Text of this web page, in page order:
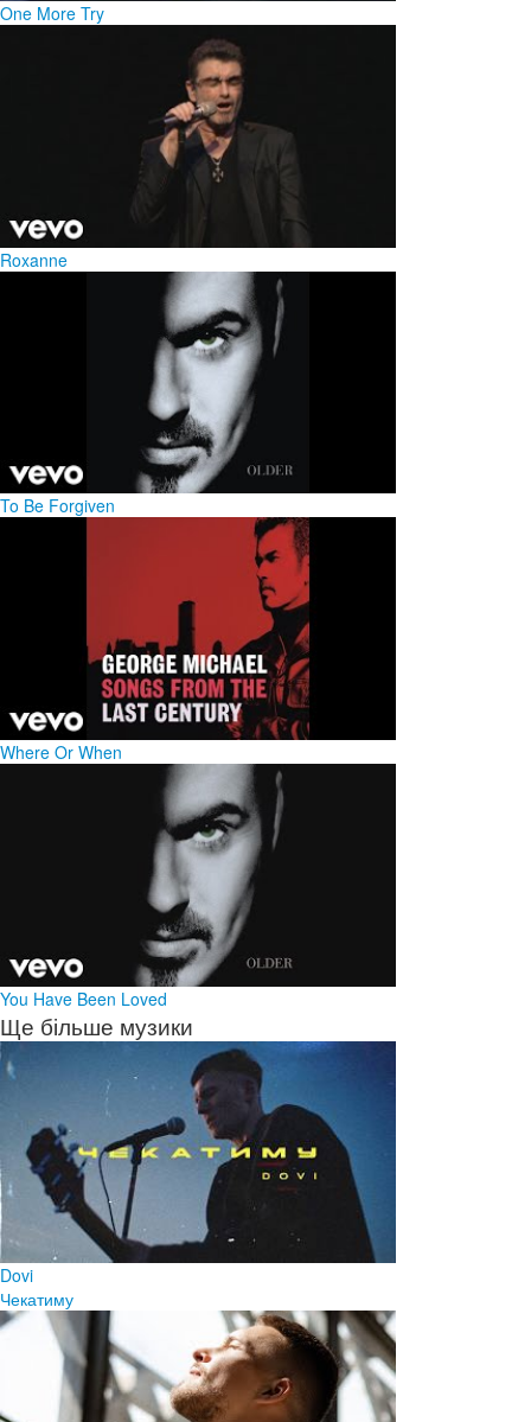
One More Try
Roxanne
To Be Forgiven
Where Or When
You Have Been Loved
Ще більше музики
Dovi
Чекатиму